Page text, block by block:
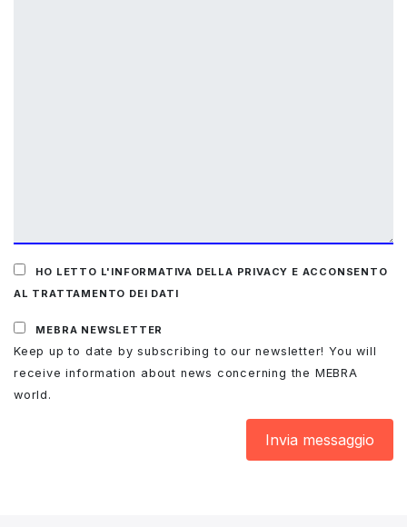
HO LETTO L'INFORMATIVA DELLA PRIVACY E ACCONSENTO
AL TRATTAMENTO DEI DATI
MEBRA NEWSLETTER
Keep up to date by subscribing to our newsletter! You will
receive information about news concerning the MEBRA
world.